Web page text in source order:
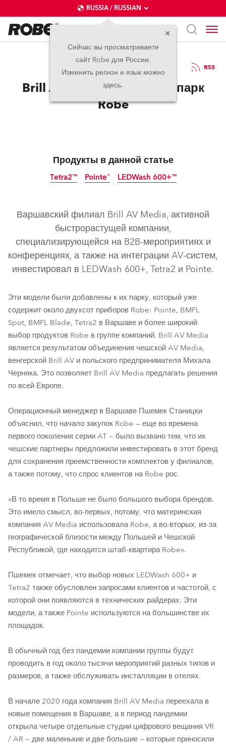
RUSSIA / RUSSIAN
Сейчас вы просматриваете
сайт Robe для России.
Изменить регион и язык можно
здесь.
20.07.2022 RSS
Brill AV Media пополняет парк
Robe
Продукты в данной статье
Tetra2™
Tetra2™
Pointe®
Pointe®
LEDWash 600+™
LEDWash 600+™
Варшавский филиал Brill AV Media, активной
быстрорастущей компании,
специализирующейся на B2B-мероприятиях и
конференциях, а также на интеграции AV-систем,
инвестировал в LEDWash 600+, Tetra2 и Pointe.
Эти модели были добавлены к их парку, который уже
содержит около двухсот приборов Robe: Pointe, BMFL
Spot, BMFL Blade, Tetra2 в Варшаве и более широкий
выбор продуктов Robe в группе компаний. Brill AV Media
является результатом объединения чешской AV Media,
венгерской Brill AV и польского предпринимателя Михала
Черняка. Это позволяет Brill AV Media предлагать решения
по всей Европе.
Операционный менеджер в Варшаве Пшемек Станицки
объяснил, что начало закупок Robe — еще во времена
первого поколения серии AT — было вызвано тем, что их
чешские партнеры предложили инвестировать в этот бренд
для сохранения преемственности комплектов у филиалов,
а также потому, что спрос клиентов на Robe рос.
«В то время в Польше не было большого выбора брендов.
Это имело смысл, во-первых, потому, что материнская
компания AV Media использовала Robe, а во-вторых, из-за
географической близости между Польшей и Чешской
Республикой, где находится штаб-квартира Robe».
Пшемек отмечает, что выбор новых LEDWash 600+ и
Tetra2 также обусловлен запросами клиентов и частотой, с
которой они появляются в технических райдерах. Эти
модели, а также Pointe используются на большинстве их
площадок.
В обычный год без пандемии компании группы будут
проводить в год около тысячи мероприятий разных типов и
размеров, а также обслуживать инсталляции в отелях.
В начале 2020 года компания Brill AV Media переехала в
новые помещения в Варшаве, а в период пандемии
открыла четыре отдельные студии цифрового вещания VR
/ AR — две маленькие и две большие — которые приносили